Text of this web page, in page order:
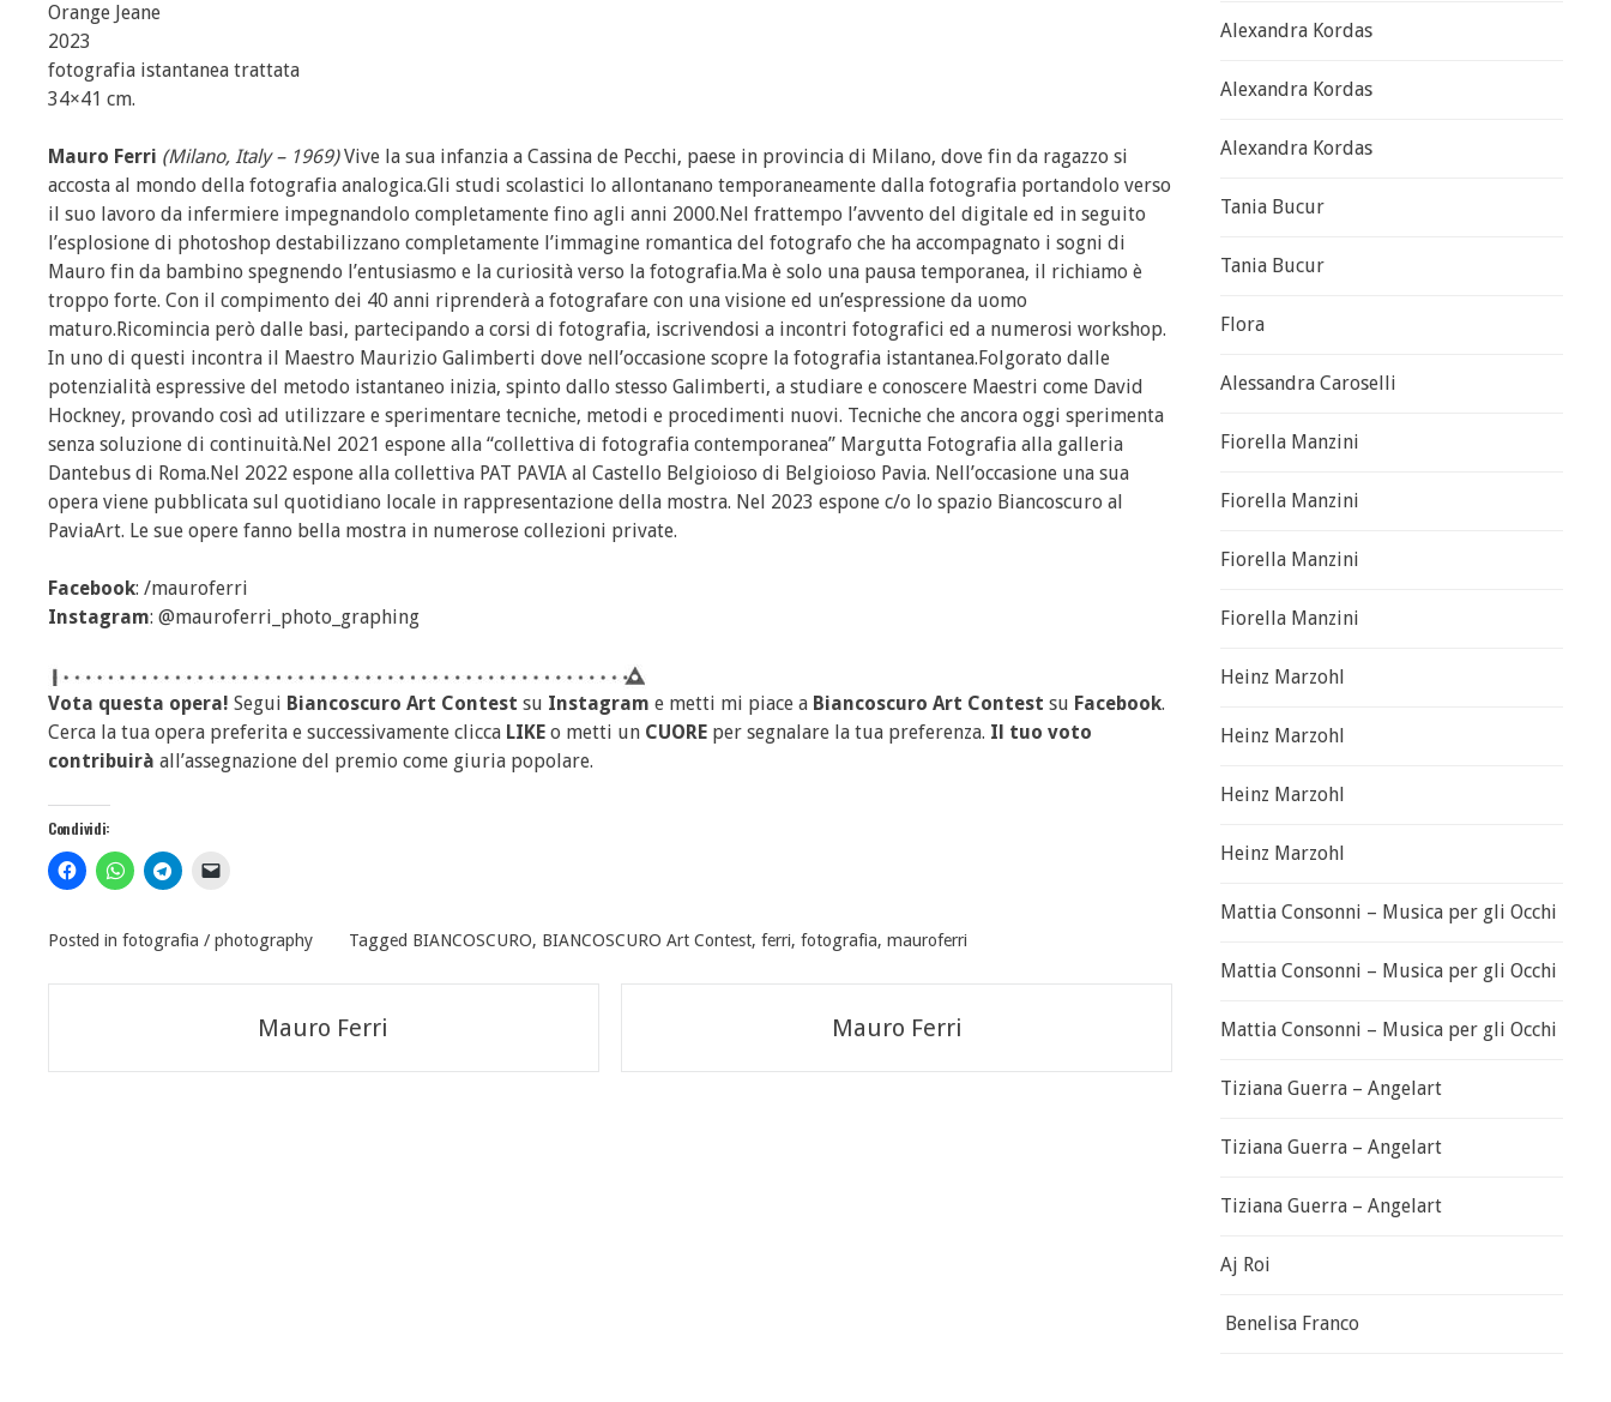
Orange Jeane
2023
fotografia istantanea trattata
34×41 cm.
Mauro Ferri (Milano, Italy – 1969)Vive la sua infanzia a Cassina de Pecchi, paese in provincia di Milano, dove fin da ragazzo si
accosta al mondo della fotografia analogica.Gli studi scolastici lo allontanano temporaneamente dalla fotografia portandolo verso
il suo lavoro da infermiere impegnandolo completamente fino agli anni 2000.Nel frattempo l’avvento del digitale ed in seguito
l’esplosione di photoshop destabilizzano completamente l’immagine romantica del fotografo che ha accompagnato i sogni di
Mauro fin da bambino spegnendo l’entusiasmo e la curiosità verso la fotografia.Ma è solo una pausa temporanea, il richiamo è
troppo forte. Con il compimento dei 40 anni riprenderà a fotografare con una visione ed un’espressione da uomo
maturo.Ricomincia però dalle basi, partecipando a corsi di fotografia, iscrivendosi a incontri fotografici ed a numerosi workshop.
In uno di questi incontra il Maestro Maurizio Galimberti dove nell’occasione scopre la fotografia istantanea.Folgorato dalle
potenzialità espressive del metodo istantaneo inizia, spinto dallo stesso Galimberti, a studiare e conoscere Maestri come David
Hockney, provando così ad utilizzare e sperimentare tecniche, metodi e procedimenti nuovi. Tecniche che ancora oggi sperimenta
senza soluzione di continuità.Nel 2021 espone alla “collettiva di fotografia contemporanea” Margutta Fotografia alla galleria
Dantebus di Roma.Nel 2022 espone alla collettiva PAT PAVIA al Castello Belgioioso di Belgioioso Pavia. Nell’occasione una sua
opera viene pubblicata sul quotidiano locale in rappresentazione della mostra. Nel 2023 espone c/o lo spazio Biancoscuro al
PaviaArt. Le sue opere fanno bella mostra in numerose collezioni private.
Facebook: /mauroferri
Instagram: @mauroferri_photo_graphing
Vota questa opera! Segui Biancoscuro Art Contest su Instagram e metti mi piace a Biancoscuro Art Contest su Facebook.
Cerca la tua opera preferita e successivamente clicca LIKE o metti un CUORE per segnalare la tua preferenza. Il tuo voto
contribuirà all’assegnazione del premio come giuria popolare.
Condividi:
Posted in fotografia / photography Tagged BIANCOSCURO, BIANCOSCURO Art Contest, ferri, fotografia, mauroferri
articoli
Mauro Ferri Mauro Ferri
Alexandra Kordas
Alexandra Kordas
Alexandra Kordas
Tania Bucur
Tania Bucur
Flora
Alessandra Caroselli
Fiorella Manzini
Fiorella Manzini
Fiorella Manzini
Fiorella Manzini
Heinz Marzohl
Heinz Marzohl
Heinz Marzohl
Heinz Marzohl
Mattia Consonni – Musica per gli Occhi
Mattia Consonni – Musica per gli Occhi
Mattia Consonni – Musica per gli Occhi
Tiziana Guerra – Angelart
Tiziana Guerra – Angelart
Tiziana Guerra – Angelart
Aj Roi
Benelisa Franco